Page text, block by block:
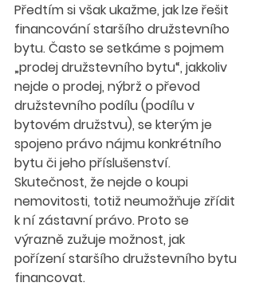
Předtím si však ukažme, jak lze řešit
financování staršího družstevního
bytu. Často se setkáme s pojmem
„prodej družstevního bytu“, jakkoliv
nejde o prodej, nýbrž o převod
družstevního podílu (podílu v
bytovém družstvu), se kterým je
spojeno právo nájmu konkrétního
bytu či jeho příslušenství.
Skutečnost, že nejde o koupi
nemovitosti, totiž neumožňuje zřídit
k ní zástavní právo. Proto se
výrazně zužuje možnost, jak
pořízení staršího družstevního bytu
financovat.